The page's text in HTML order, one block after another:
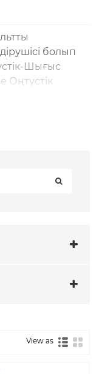
болып
Шығыс
Оңтүстік
кернеу
қатарына
қауіпсіз
Ең жиі
ZW7, ZW20
View as